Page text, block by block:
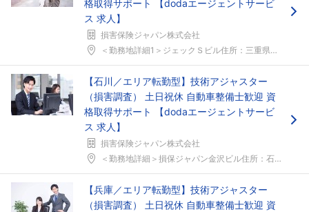
格取得サポート 【dodaエージェントサービ
ス 求人】
損害保険ジャパン株式会社
＜勤務地詳細1＞ジェックＳビル住所：三重県四日市市...
【石川／エリア転勤型】技術アジャスター
（損害調査） 土日祝休 自動車整備士歓迎 資
格取得サポート 【dodaエージェントサービ
ス 求人】
損害保険ジャパン株式会社
＜勤務地詳細＞損保ジャパン金沢ビル住所：石川県金沢...
【兵庫／エリア転勤型】技術アジャスター
（損害調査） 土日祝休 自動車整備士歓迎 資